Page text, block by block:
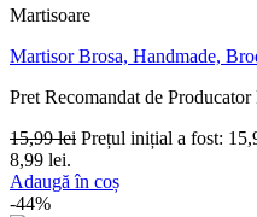
Martisoare
Martisor Brosa, Handmade,
Pret Recomandat de Producator
15,99lei Prețul inițial a fost:
8,99 lei.
Adaugă în coș
-44%